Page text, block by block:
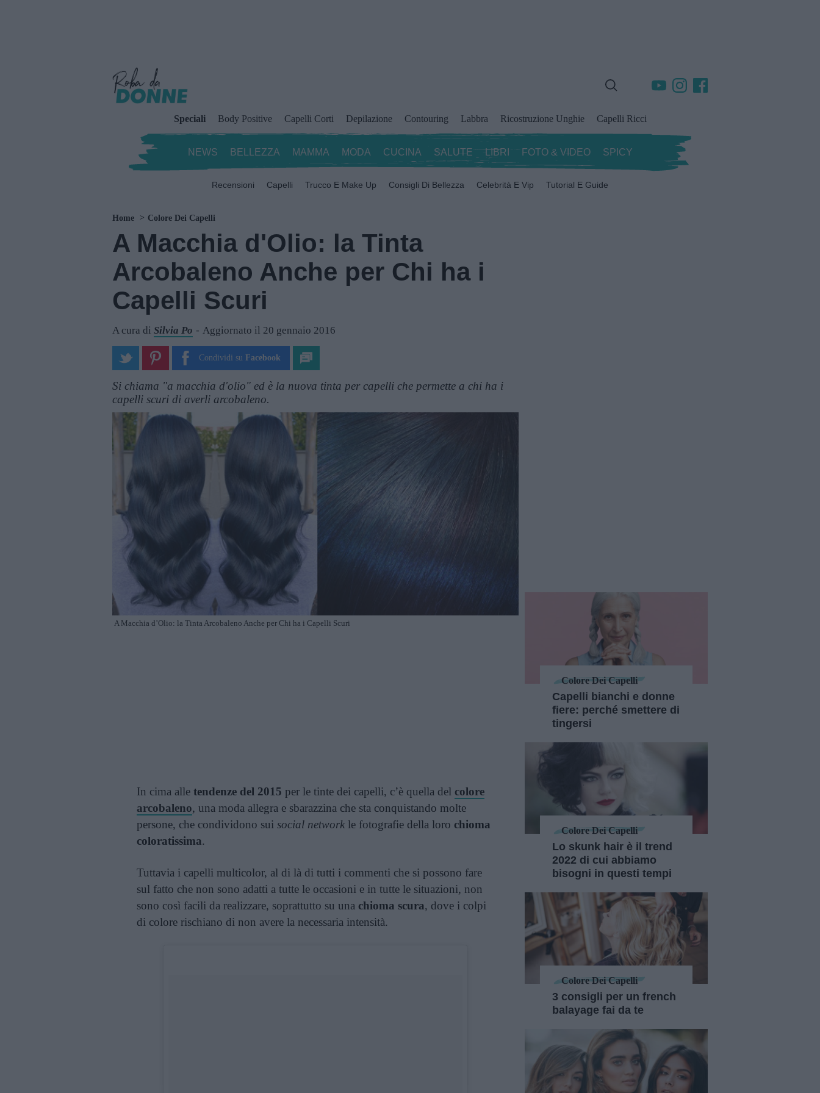
Speciali Body Positive Capelli Corti Depilazione Contouring Labbra Ricostruzione Unghie Capelli Ricci
NEWS BELLEZZA MAMMA MODA CUCINA SALUTE LIBRI FOTO & VIDEO SPICY
Recensioni Capelli Trucco E Make Up Consigli Di Bellezza Celebrità E Vip Tutorial E Guide
Home Colore Dei Capelli
A Macchia d'Olio: la Tinta
Arcobaleno Anche per Chi ha i
Capelli Scuri
A cura di Silvia Po Aggiornato il 20 gennaio 2016
Condividi su Facebook
Si chiama "a macchia d'olio" ed è la nuova tinta per capelli che permette a chi ha i
capelli scuri di averli arcobaleno.
A Macchia d’Olio: la Tinta Arcobaleno Anche per Chi ha i Capelli Scuri
In cima alle tendenze del 2015 per le tinte dei capelli, c’è quella del colore
arcobaleno, una moda allegra e sbarazzina che sta conquistando molte
persone, che condividono sui social network le fotografie della loro chioma
coloratissima.
Tuttavia i capelli multicolor, al di là di tutti i commenti che si possono fare
sul fatto che non sono adatti a tutte le occasioni e in tutte le situazioni, non
sono così facili da realizzare, soprattutto su una chioma scura, dove i colpi
di colore rischiano di non avere la necessaria intensità.
Colore Dei Capelli
Capelli bianchi e donne
fiere: perché smettere di
tingersi
Colore Dei Capelli
Lo skunk hair è il trend
2022 di cui abbiamo
bisogni in questi tempi
Colore Dei Capelli
3 consigli per un french
balayage fai da te